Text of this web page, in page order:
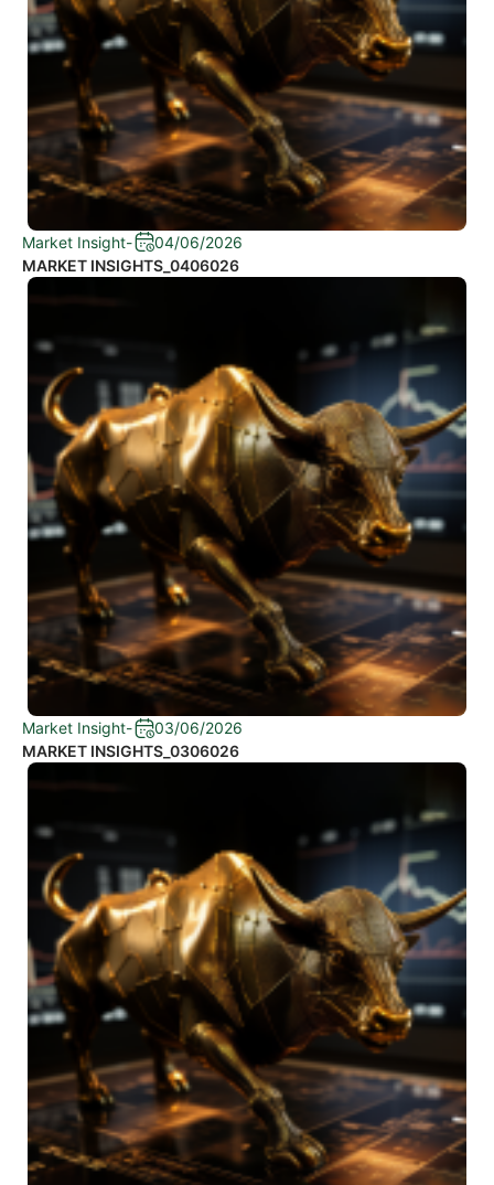
Market Insight-
04/06/2026
MARKET INSIGHTS_0406026
Market Insight-
03/06/2026
MARKET INSIGHTS_0306026